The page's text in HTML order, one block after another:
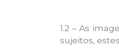
1.2 – As
sujeitos,